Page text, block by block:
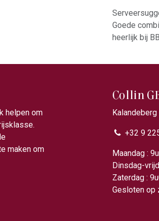
Goede
heerlijk bij
helpen om
maken om
Collin
+32 9
Maandag :
Dinsdag-
Zaterdag :
Gesloten op